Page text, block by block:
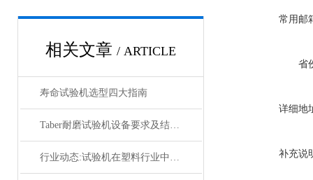
相关文章 / ARTICLE
寿命试验机选型四大指南
Taber耐磨试验机设备要求及结构分析
行业动态:试验机在塑料行业中的发展趋势
常用邮
省
详细地
补充说